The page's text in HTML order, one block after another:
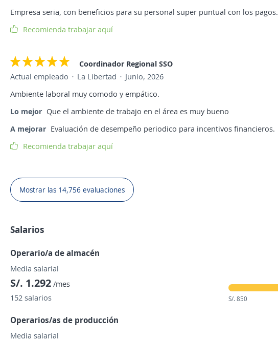
Empresa seria, con beneficios para su personal super puntual con los pagos.
Recomienda trabajar aquí
Coordinador Regional SSO
Actual empleado
La Libertad
Junio, 2026
Ambiente laboral muy comodo y empático.
Lo mejor Que el ambiente de trabajo en el área es muy bueno
A mejorar Evaluación de desempeño periodico para incentivos financieros.
Recomienda trabajar aquí
Mostrar las 14,756 evaluaciones
Salarios
Operario/a de almacén
Media salarial
S/. 1.292 /mes
152 salarios
S/. 850
Operarios/as de producción
Media salarial